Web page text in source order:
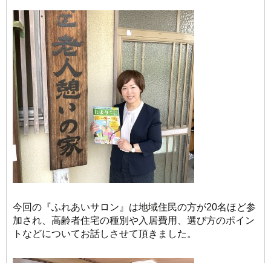
今回の『ふれあいサロン』は地域住民の方が20名ほど参
加され、高齢者住宅の種別や入居費用、選び方のポイン
トなどについてお話しさせて頂きました。